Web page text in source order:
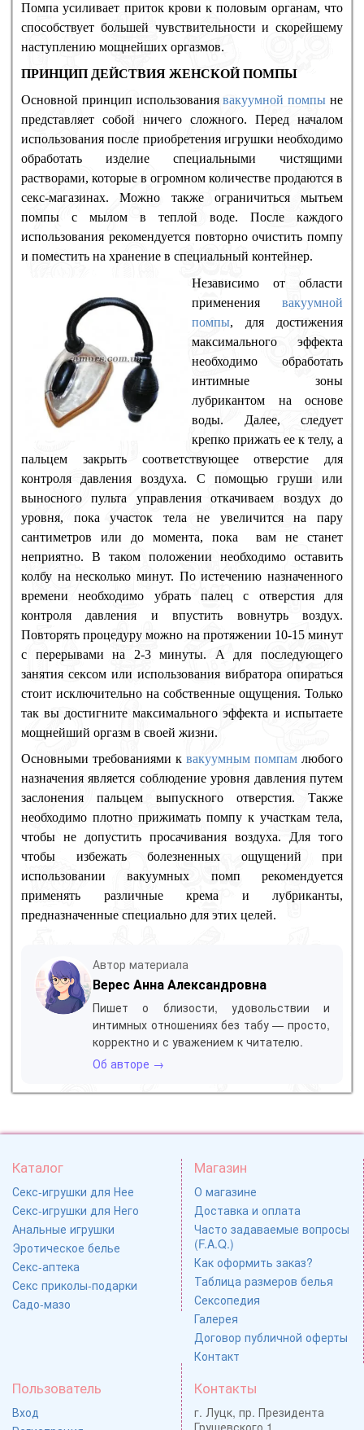
Помпа усиливает приток крови к половым органам, что
способствует большей чувствительности и скорейшему
наступлению мощнейших оргазмов.
ПРИНЦИП ДЕЙСТВИЯ ЖЕНСКОЙ ПОМПЫ
Основной принцип использованиявакуумной помпы не
представляет собой ничего сложного. Перед началом
использования после приобретения игрушки необходимо
обработать изделие специальными чистящими
растворами, которые в огромном количестве продаются в
секс-магазинах. Можно также ограничиться мытьем
помпы с мылом в теплой воде. После каждого
использования рекомендуется повторно очистить помпу
и поместить на хранение в специальный контейнер.
Независимо от области
применения вакуумной
помпы, для достижения
максимального эффекта
необходимо обработать
интимные зоны
лубрикантом на основе
воды. Далее, следует
крепко прижать ее к телу, а
пальцем закрыть соответствующее отверстие для
контроля давления воздуха. С помощью груши или
выносного пульта управления откачиваем воздух до
уровня, пока участок тела не увеличится на пару
сантиметров или до момента, пока вам не станет
неприятно. В таком положении необходимо оставить
колбу на несколько минут. По истечению назначенного
времени необходимо убрать палец с отверстия для
контроля давления и впустить вовнутрь воздух.
Повторять процедуру можно на протяжении 10-15 минут
с перерывами на 2-3 минуты. А для последующего
занятия сексом или использования вибратора опираться
стоит исключительно на собственные ощущения. Только
так вы достигните максимального эффекта и испытаете
мощнейший оргазм в своей жизни.
Основными требованиями к вакуумным помпам любого
назначения является соблюдение уровня давления путем
заслонения пальцем выпускного отверстия. Также
необходимо плотно прижимать помпу к участкам тела,
чтобы не допустить просачивания воздуха. Для того
чтобы избежать болезненных ощущений при
использовании вакуумных помп рекомендуется
применять различные крема и лубриканты,
предназначенные специально для этих целей.
Автор материала
Верес Анна Александровна
Пишет о близости, удовольствии и
интимных отношениях без табу — просто,
корректно и с уважением к читателю.
Об авторе →
Каталог
Секс-игрушки для Нее
Секс-игрушки для Него
Анальные игрушки
Эротическое белье
Секс-аптека
Секс приколы-подарки
Садо-мазо
Магазин
О магазине
Доставка и оплата
Часто задаваемые вопросы
(F.A.Q.)
Как оформить заказ?
Таблица размеров белья
Сексопедия
Галерея
Договор публичной оферты
Контакт
Пользователь
Вход
Контакты
г. Луцк, пр. Президента
Грушевского 1